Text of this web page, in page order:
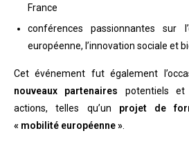
France
conférences passionnantes sur
européenne, l’innovation sociale et
Cet événement fut également
nouveaux partenaires potentiels et
actions, telles qu’un projet de
« mobilité européenne ».